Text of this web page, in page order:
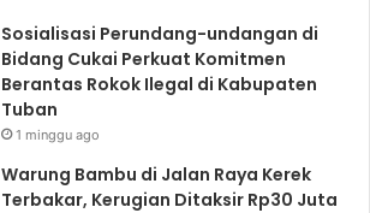
Sosialisasi Perundang-undangan di
Bidang Cukai Perkuat Komitmen
Berantas Rokok Ilegal di Kabupaten
Tuban
1 minggu ago
Warung Bambu di Jalan Raya Kerek
Terbakar, Kerugian Ditaksir Rp30 Juta